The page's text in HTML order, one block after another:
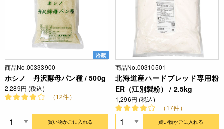
冷蔵
商品No.00333900
ホシノ 丹沢酵母パン種 / 500g
2,289円 (税込)
（12件）
買い物かごに入れる
商品No.00310501
北海道産ハードブレッド専用粉
ER（江別製粉） / 2.5kg
1,296円 (税込)
（17件）
買い物かごに入れる